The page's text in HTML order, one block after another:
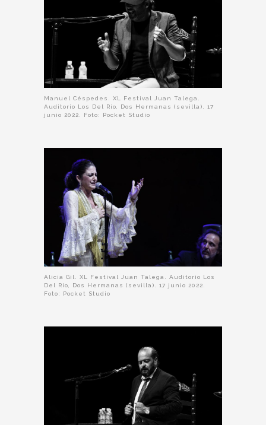
Manuel Céspedes. XL Festival Juan Talega.
Auditorio Los Del Río, Dos Hermanas (sevilla). 17
junio 2022. Foto: Pocket Studio
Alicia Gil. XL Festival Juan Talega. Auditorio Los
Del Río, Dos Hermanas (sevilla). 17 junio 2022.
Foto: Pocket Studio